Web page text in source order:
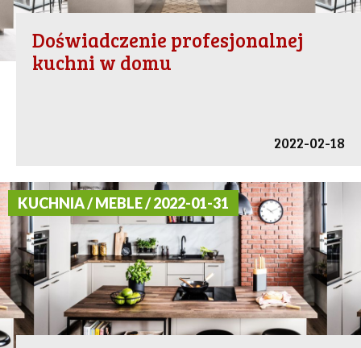
Doświadczenie profesjonalnej
kuchni w domu
2022-02-18
KUCHNIA / MEBLE / 2022-01-31